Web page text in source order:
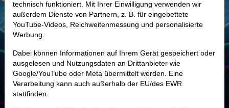
Aktie
Realtime-Aktienkurs:
- - -
-
Marktkapitalisierung 5,89 Mrd. USD
Unternehmenswert
technisch funktioniert. Mit Ihrer Einwilligung verwenden wir
außerdem Dienste von Partnern, z. B. für eingebettete
YouTube-Videos, Reichweitenmessung und personalisierte
Werbung.
Dabei können Informationen auf Ihrem Gerät gespeichert oder
ausgelesen und Nutzungsdaten an Drittanbieter wie
Google/YouTube oder Meta übermittelt werden. Eine
Verarbeitung kann auch außerhalb der EU/des EWR
stattfinden.